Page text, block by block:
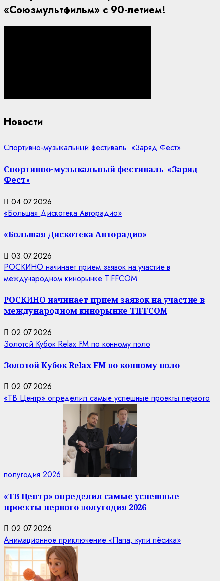
«Союзмультфильм» с 90-летием!
Новости
Спортивно-музыкальный фестиваль «Заряд Фест»
Спортивно-музыкальный фестиваль «Заряд
Фест»
04.07.2026
«Большая Дискотека Авторадио»
«Большая Дискотека Авторадио»
03.07.2026
РОСКИНО начинает прием заявок на участие в
международном кинорынке TIFFCOM
РОСКИНО начинает прием заявок на участие в
международном кинорынке TIFFCOM
02.07.2026
Золотой Кубок Relax FM по конному поло
Золотой Кубок Relax FM по конному поло
02.07.2026
«ТВ Центр» определил самые успешные проекты первого
полугодия 2026
«ТВ Центр» определил самые успешные
проекты первого полугодия 2026
02.07.2026
Анимационное приключение «Папа, купи пёсика»